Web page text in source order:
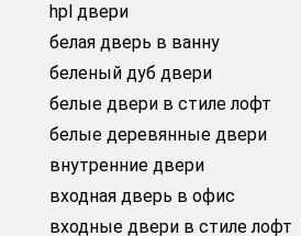
hpl двери
белая дверь в ванну
беленый дуб двери
белые двери в стиле лофт
белые деревянные двери
внутренние двери
входная дверь в офис
входные двери в стиле лофт